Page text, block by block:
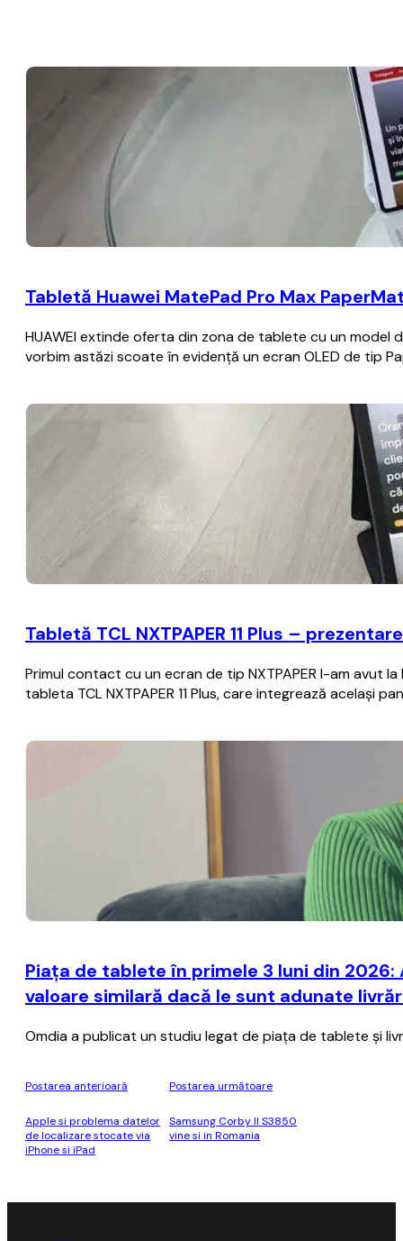
Tabletă Huawei MatePad Pro Max
HUAWEI extinde oferta din zona de tablete cu un
vorbim astăzi scoate în evidență un ecran OLED de tip
Tabletă TCL NXTPAPER 11 Plus –
Primul contact cu un ecran de tip NXTPAPER l-am avut
tableta TCL NXTPAPER 11 Plus, care integrează același
Piața de tablete în primele 3 luni din
valoare similară dacă le sunt adunate
Omdia a publicat un studiu legat de piața de tablete și
Postarea anterioară
Apple si problema datelor
de localizare stocate via
iPhone si iPad
Postarea următoare
Samsung Corby II S3850
vine si in Romania